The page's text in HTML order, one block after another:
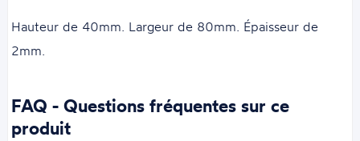
Hauteur de 40mm. Largeur de 80mm. Épaisseur de
2mm.
FAQ - Questions fréquentes sur ce
produit